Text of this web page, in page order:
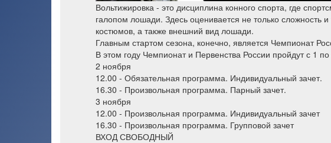
Вольтижировка - это дисциплина конного спорта, где
галопом лошади. Здесь оценивается не только сложность
костюмов, а также внешний вид лошади.
Главным стартом сезона, конечно, является Чемпионат
В этом году Чемпионат и Первенства России пройдут с 1
2 ноября
12.00 - Обязательная программа. Индивидуальный зачет.
16.30 - Произвольная программа. Парный зачет.
3 ноября
12.00 - Произвольная программа. Индивидуальный зачет
16.30 - Произвольная программа. Групповой зачет
ВХОД СВОБОДНЫЙ